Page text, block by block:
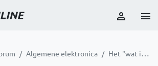
Algemene elektronica Het "wat is/doet dit onderdeel" topic Deel 4